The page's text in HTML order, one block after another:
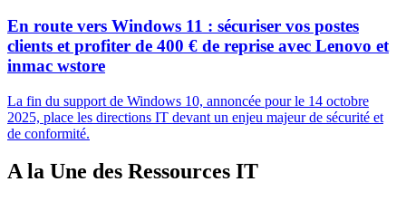
En route vers Windows 11 : sécuriser vos postes
clients et profiter de 400 € de reprise avec Lenovo et
inmac wstore
La fin du support de Windows 10, annoncée pour le 14 octobre
2025, place les directions IT devant un enjeu majeur de sécurité et
de conformité.
A la Une des Ressources IT